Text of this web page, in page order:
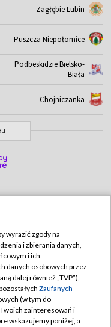
Zagłębie Lubin
Puszcza Niepołomice
Podbeskidzie Bielsko-
Biała
Chojniczanka
wyrazić zgody na
i zbierania danych,
i ich
danych osobowych przez
dalej również „TVP”),
Zaufanych
(w tym do
zainteresowań i
wskazujemy poniżej, a